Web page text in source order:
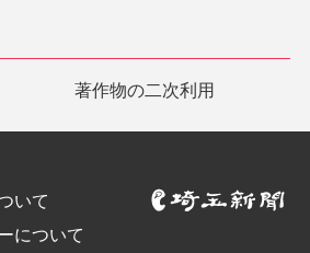
著作物の二次利用
いて
について